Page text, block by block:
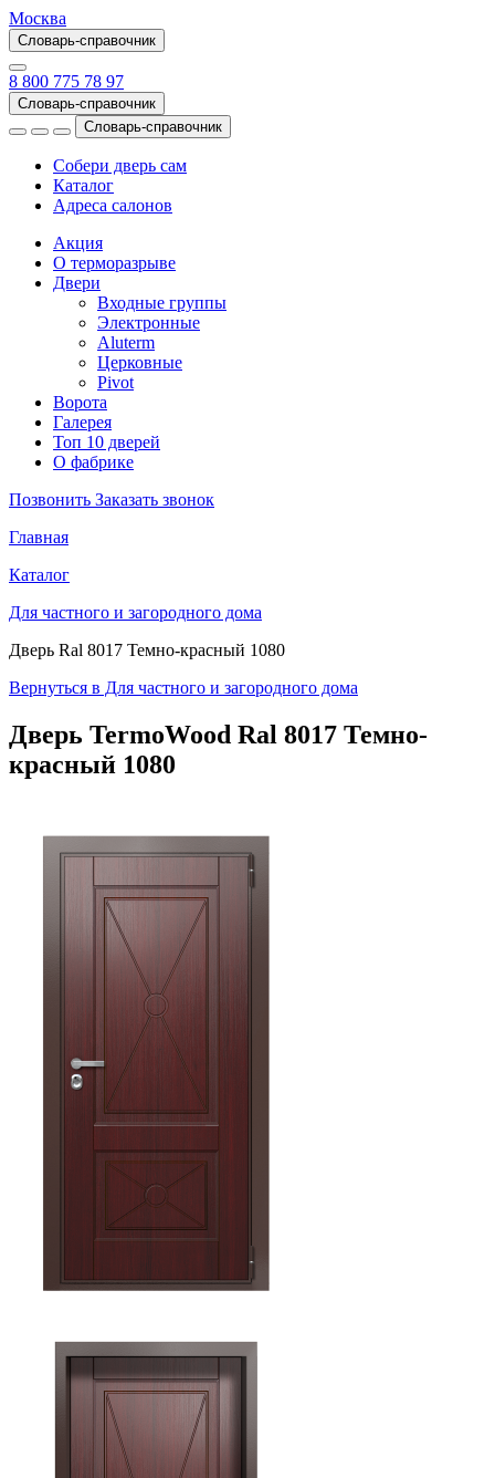
Москва
Словарь-справочник
8 800 775 78 97
Словарь-справочник
Словарь-справочник
Собери дверь сам
Каталог
Адреса салонов
Акция
О терморазрыве
Двери
Входные группы
Электронные
Aluterm
Церковные
Pivot
Ворота
Галерея
Топ 10 дверей
О фабрике
Позвонить Заказать звонок
Главная
Каталог
Для частного и загородного дома
Дверь Ral 8017 Темно-красный 1080
Вернуться в Для частного и загородного дома
Дверь TermoWood Ral 8017 Темно-
красный 1080